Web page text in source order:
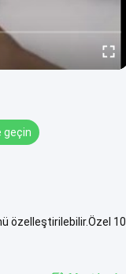
geçin
özelleştirilebilir.Özel 10